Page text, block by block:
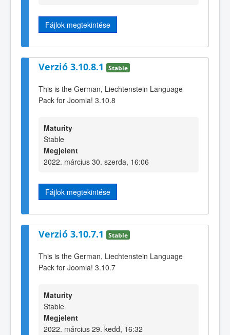
Fájlok megtekintése
Verzió 3.10.8.1 Stable
This is the German, Liechtenstein Language
Pack for Joomla! 3.10.8
Maturity
Stable
Megjelent
2022. március 30. szerda, 16:06
Fájlok megtekintése
Verzió 3.10.7.1 Stable
This is the German, Liechtenstein Language
Pack for Joomla! 3.10.7
Maturity
Stable
Megjelent
2022. március 29. kedd, 16:32